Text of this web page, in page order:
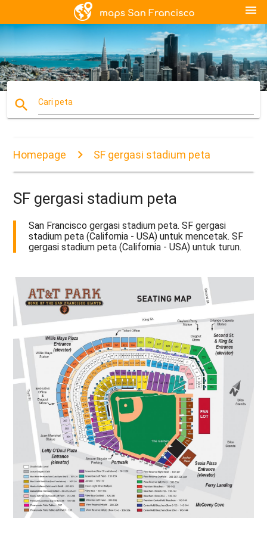
menu
search Cari peta
Homepage SF gergasi stadium peta
SF gergasi stadium peta
San Francisco gergasi stadium peta. SF gergasi
stadium peta (California - USA) untuk mencetak. SF
gergasi stadium peta (California - USA) untuk turun.